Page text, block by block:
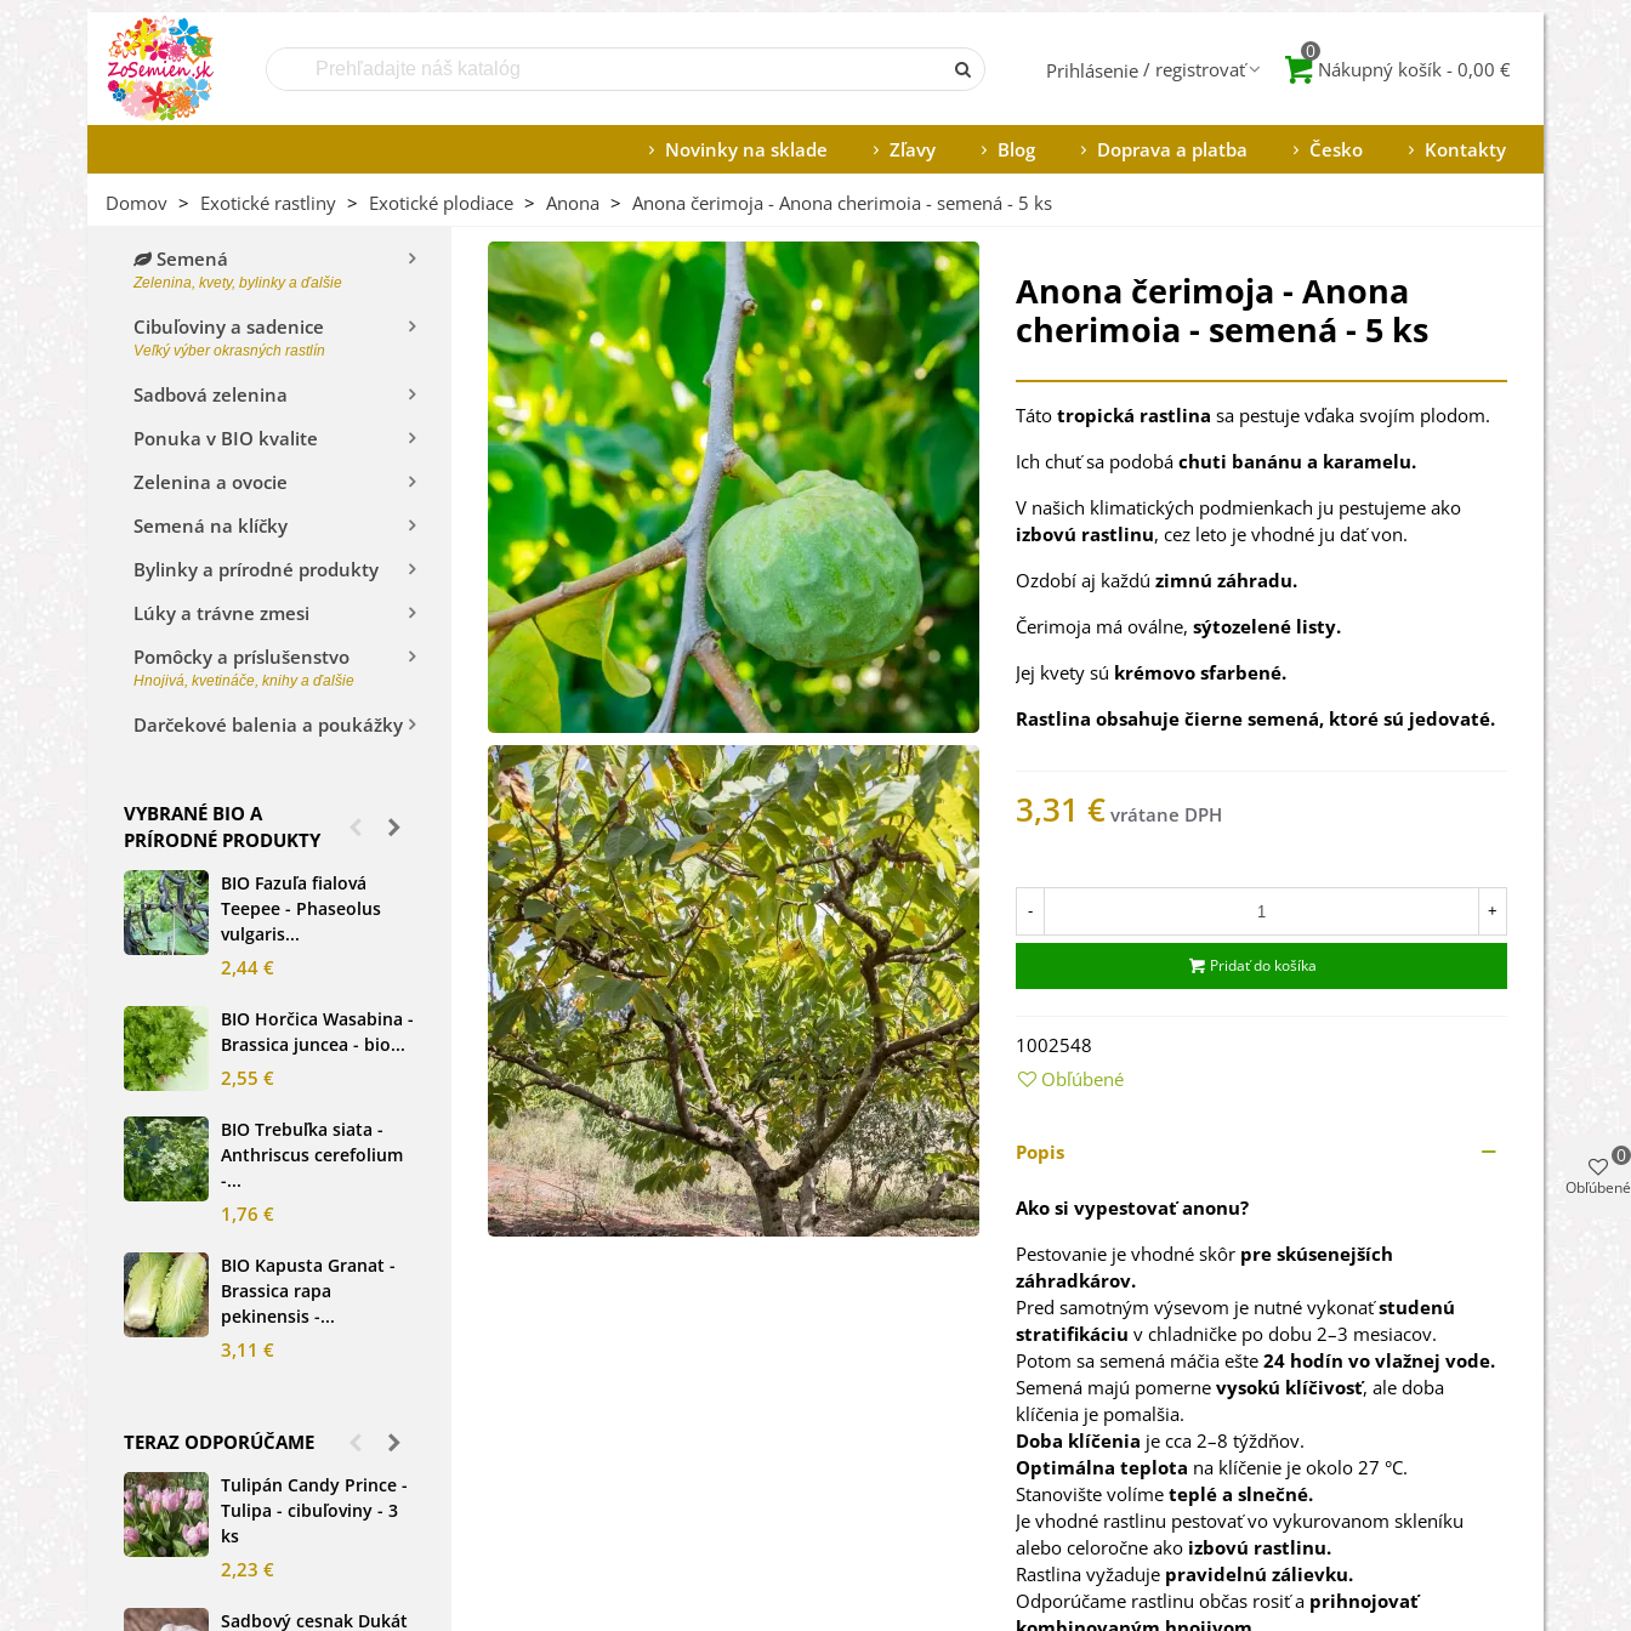
Prihlásenie
0
Nákupný košík - 0,00 €
Novinky na sklade Zľavy Blog Doprava a platba Česko Kontakty
Domov > Exotické rastliny > Exotické plodiace > Anona > Anona čerimoja - Anona cherimoia - semená - 5 ks
Semená
Zelenina, kvety, bylinky a ďalšie
Cibuľoviny a sadenice
Veľký výber okrasných rastlín
Sadbová zelenina
Ponuka v BIO kvalite
Zelenina a ovocie
Semená na klíčky
Bylinky a prírodné produkty
Lúky a trávne zmesi
Pomôcky a príslušenstvo
Hnojivá, kvetináče, knihy a ďalšie
Darčekové balenia a poukážky
VYBRANÉ BIO A
PRÍRODNÉ PRODUKTY
BIO Fazuľa fialová
Teepee - Phaseolus
vulgaris...
2,44 €
BIO Horčica Wasabina -
Brassica juncea - bio...
2,55 €
BIO Trebuľka siata -
Anthriscus cerefolium
-...
1,76 €
BIO Kapusta Granat -
Brassica rapa
pekinensis -...
3,11 €
BIO Mangold dúhový -
Beta vulgaris - bio
semená...
2,39 €
BIO Bazalka pravá
červená - Ocimum
basilicum -...
2,55 €
BIO Stévia sladká -
Stevia rebaudiana -
bio...
3,83 €
TERAZ ODPORÚČAME
Tulipán Candy Prince -
Tulipa - cibuľoviny - 3
ks
2,23 €
Sadbový cesnak Dukát
Anona čerimoja - Anona
cherimoia - semená - 5 ks
Táto tropická rastlina sa pestuje vďaka svojím plodom.
Ich chuť sa podobá chuti banánu a karamelu.
V našich klimatických podmienkach ju pestujeme ako
izbovú rastlinu, cez leto je vhodné ju dať von.
Ozdobí aj každú zimnú záhradu.
Čerimoja má oválne, sýtozelené listy.
Jej kvety sú krémovo sfarbené.
Rastlina obsahuje čierne semená, ktoré sú jedovaté.
3,31 €
- +
Pridať do košíka
1002548
Obľúbené
Popis
Ako si vypestovať anonu?
Pestovanie je vhodné skôr pre skúsenejších
záhradkárov.
Pred samotným výsevom je nutné vykonaťstudenú
stratifikáciu v chladničke po dobu 2–3 mesiacov.
Potom sa semená máčia ešte 24 hodín vo vlažnej vode.
Semená majú pomerne vysokú klíčivosť, ale doba
klíčenia je pomalšia.
Doba klíčenia je cca 2–8 týždňov.
Optimálna teplota na klíčenie je okolo 27 °C.
Stanovište volíme teplé a slnečné.
Je vhodné rastlinu pestovať vo vykurovanom skleníku
alebo celoročne ako izbovú rastlinu.
Rastlina vyžaduje pravidelnú zálievku.
Odporúčame rastlinu občas rosiť a prihnojovať
Obľúbené
0